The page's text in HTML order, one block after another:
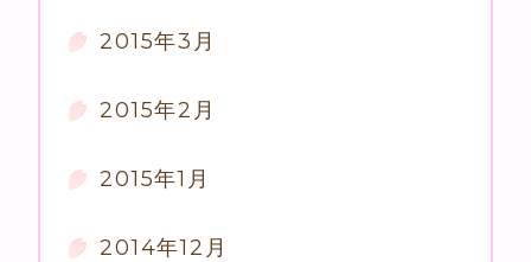
2015年3月
2015年2月
2015年1月
2014年12月